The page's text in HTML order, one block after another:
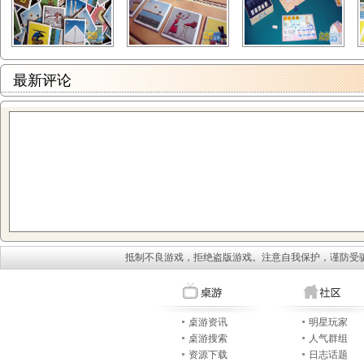
最新评论
抵制不良游戏，拒绝盗版游戏。注意自我保护，谨防
桌游资讯
桌游搜索
资源下载
明星玩家
人气群组
日志话题